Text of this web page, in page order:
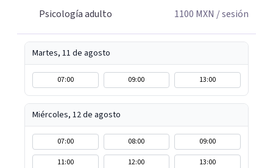
Psicología adulto 1100 MXN / sesión
Martes, 11 de agosto
07:00 09:00 13:00
Miércoles, 12 de agosto
07:00 08:00
09:00
11:00
12:00 13:00